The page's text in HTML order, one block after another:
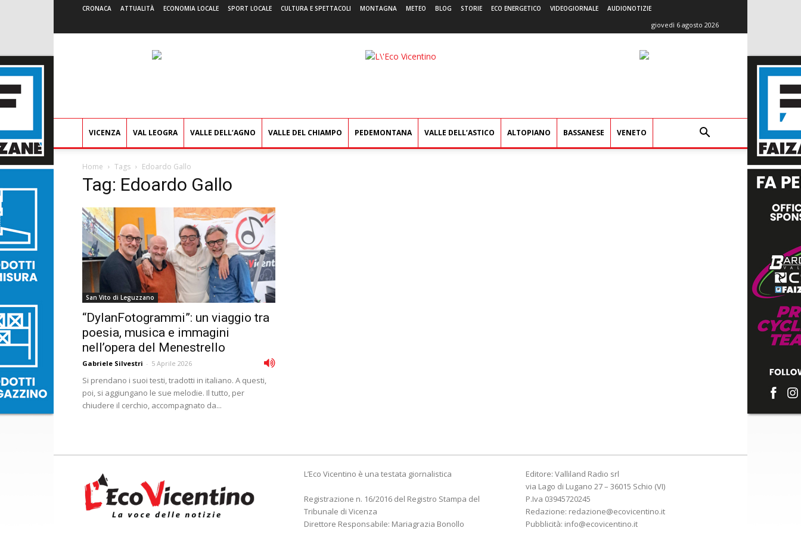
CRONACA ATTUALITÀ ECONOMIA LOCALE SPORT LOCALE CULTURA E SPETTACOLI MONTAGNA METEO BLOG STORIE ECO ENERGETICO VIDEOGIORNALE AUDIONOTIZIE
giovedì 6 agosto 2026
L'Eco
VICENZA VAL LEOGRA VALLE DELL’AGNO VALLE DEL CHIAMPO PEDEMONTANA VALLE DELL’ASTICO ALTOPIANO BASSANESE VENETO
Home Tags Edoardo Gallo
Tag: Edoardo Gallo
San Vito di Leguzzano
“DylanFotogrammi”: un viaggio tra
poesia, musica e immagini
nell’opera del Menestrello
Gabriele Silvestri - 5 Aprile 2026
Si prendano i suoi testi, tradotti in italiano. A questi,
poi, si aggiungano le sue melodie. Il tutto, per
chiudere il cerchio, accompagnato da...
L’Eco Vicentino è una testata giornalistica
Registrazione n. 16/2016 del Registro Stampa del
Tribunale di Vicenza
Direttore Responsabile: Mariagrazia Bonollo
Editore: Valliland Radio srl
via Lago di Lugano 27 – 36015 Schio (VI)
P.Iva 03945720245
Redazione: redazione@ecovicentino.it
Pubblicità: info@ecovicentino.it